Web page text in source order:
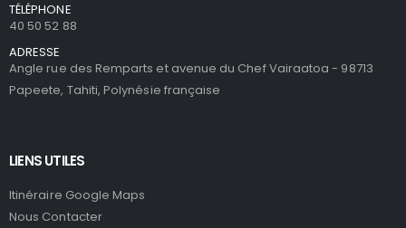
TÉLÉPHONE
40 50 52 88
ADRESSE
Angle rue des Remparts et avenue du Chef Vairaatoa - 98713
Papeete, Tahiti, Polynésie française
LIENS UTILES
Itinéraire Google Maps
Nous Contacter